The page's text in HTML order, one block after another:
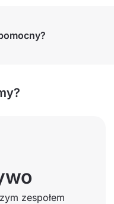
zespołem